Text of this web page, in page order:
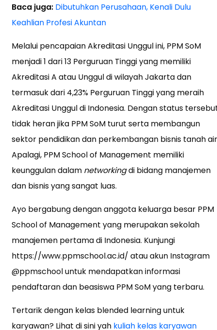
Baca juga: Dibutuhkan Perusahaan, Kenali Dulu
Keahlian Profesi Akuntan
Melalui pencapaian Akreditasi Unggul ini, PPM SoM
menjadi 1 dari 13 Perguruan Tinggi yang memiliki
Akreditasi A atau Unggul di wilayah Jakarta dan
termasuk dari 4,23% Perguruan Tinggi yang meraih
Akreditasi Unggul di Indonesia. Dengan status
tidak heran jika PPM SoM turut serta membangun
sektor pendidikan dan perkembangan bisnis tanah
Apalagi, PPM School of Management memiliki
keunggulan dalam networkingdi bidang manajemen
dan bisnis yang sangat luas.
Ayo bergabung dengan anggota keluarga besar PPM
School of Management yang merupakan sekolah
manajemen pertama di Indonesia. Kunjungi
https://www.ppmschool.ac.id/ atau akun Instagram
@ppmschool untuk mendapatkan informasi
pendaftaran dan beasiswa PPM SoM yang terbaru.
Tertarik dengan kelas blended learning untuk
karyawan? Lihat di sini yah kuliah kelas karyawan